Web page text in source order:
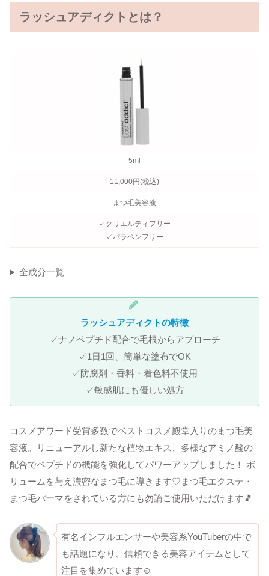
ラッシュアディクトとは？
5ml
11,000円(税込)
まつ毛美容液
✓クリエルティフリー
✓パラベンフリー
全成分一覧
ラッシュアディクトの特徴
✓ナノペプチド配合で毛根からアプローチ
✓1日1回、簡単な塗布でOK
✓防腐剤・香料・着色料不使用
✓敏感肌にも優しい処方
コスメアワード受賞多数でベストコスメ殿堂入りのまつ毛美
容液。リニューアルし新たな植物エキス、多様なアミノ酸の
配合でペプチドの機能を強化してパワーアップしました！ ボ
リュームを与え濃密なまつ毛に導きます♡まつ毛エクステ・
まつ毛パーマをされている方にも勿論ご使用いただけます🎵
有名インフルエンサーや美容系YouTuberの中で
も話題になり、信頼できる美容アイテムとして
注目を集めています☺